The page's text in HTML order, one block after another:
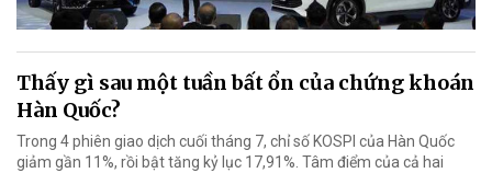
Thấy gì sau một tuần bất ổn của chứng khoán
Hàn Quốc?
Trong 4 phiên giao dịch cuối tháng 7, chỉ số KOSPI của Hàn Quốc
giảm gần 11%, rồi bật tăng kỷ lục 17,91%. Tâm điểm của cả hai